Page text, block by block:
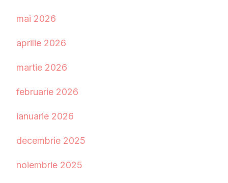
mai 2026
aprilie 2026
martie 2026
februarie 2026
ianuarie 2026
decembrie 2025
noiembrie 2025